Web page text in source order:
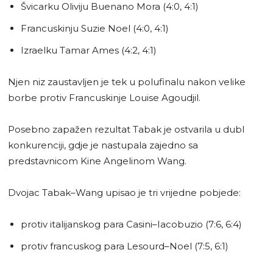
Švicarku Oliviju Buenano Mora (4:0, 4:1)
Francuskinju Suzie Noel (4:0, 4:1)
Izraelku Tamar Ames (4:2, 4:1)
Njen niz zaustavljen je tek u polufinalu nakon velike
borbe protiv Francuskinje Louise Agoudjil.
Posebno zapažen rezultat Tabak je ostvarila u dubl
konkurenciji, gdje je nastupala zajedno sa
predstavnicom Kine Angelinom Wang.
Dvojac Tabak–Wang upisao je tri vrijedne pobjede:
protiv italijanskog para Casini–Iacobuzio (7:6, 6:4)
protiv francuskog para Lesourd–Noel (7:5, 6:1)